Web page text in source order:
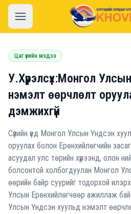
khovd.mn
Цаг үеийн мэдээ
У.Хүрэлсүх:Монгол
нэмэлт өөрчлөлт
дэмжихгүй
Сүүлийн үед Монгол Улсын Үндсэн
оруулах болон Ерөнхийлөгчийн
асуудал улс төрийн хүрээнд, олон
болсонтой холбогдуулан Монгол
өөрийн байр суурийг тодорхой
Улсын Ерөнхийлөгчөөр ажиллаж
Улсын Үндсэн хуульд нэмэлт